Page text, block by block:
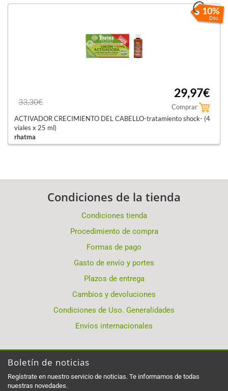
10%
Dto.
33,30€
29,97€
Comprar
ACTIVADOR CRECIMIENTO DEL CABELLO-tratamiento shock- (4
viales x 25 ml)
rhatma
Condiciones de la tienda
Condiciones tienda
Procedimiento de compra
Formas de pago
Gasto de envío y portes
Plazos de entrega
Cambios y devoluciones
Condiciones de Uso. Generalidades
Envíos internacionales
Boletín de noticias
Regístrate en nuestro servicio de noticias. Te informamos de todas
nuestras novedades.